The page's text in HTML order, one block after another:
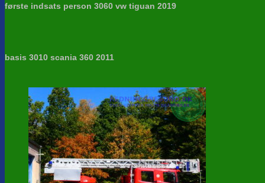
første indsats person 3060 vw tiguan 2019
basis 3010 scania 360 2011